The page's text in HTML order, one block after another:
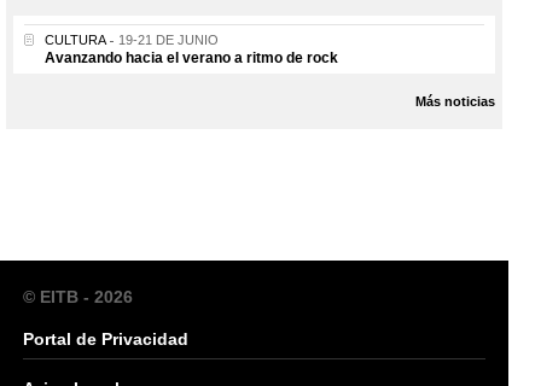
CULTURA 19-21 DE JUNIO
Avanzando hacia el verano a ritmo de rock
Más noticias
© EITB - 2026
Portal de Privacidad